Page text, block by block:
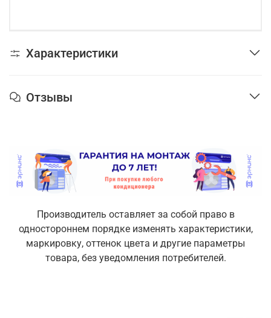
Характеристики
Отзывы
Производитель оставляет за собой право в
одностороннем порядке изменять характеристики,
маркировку, оттенок цвета и другие параметры
товара, без уведомления потребителей.